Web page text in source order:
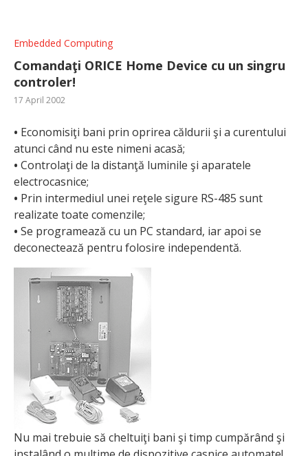
Embedded Computing
Comandaţi ORICE Home Device cu un singru
controler!
17 April 2002
• Economisiţi bani prin oprirea căldurii şi a curentului
atunci când nu este nimeni acasă;
• Controlaţi de la distanţă luminile şi aparatele
electrocasnice;
• Prin intermediul unei reţele sigure RS-485 sunt
realizate toate comenzile;
• Se programează cu un PC standard, iar apoi se
deconectează pentru folosire independentă.
Nu mai trebuie să cheltuiţi bani şi timp cumpărând şi